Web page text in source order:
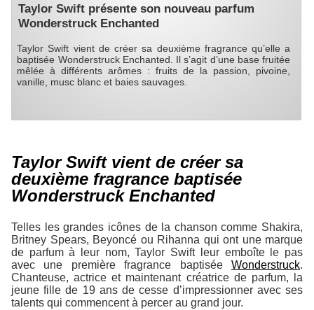
Taylor Swift présente son nouveau parfum
Wonderstruck Enchanted
Taylor Swift vient de créer sa deuxième fragrance qu’elle a
baptisée Wonderstruck Enchanted. Il s’agit d’une base fruitée
mêlée à différents arômes : fruits de la passion, pivoine,
vanille, musc blanc et baies sauvages.
Taylor Swift vient de créer sa
deuxième fragrance baptisée
Wonderstruck Enchanted
Telles les grandes icônes de la chanson comme Shakira,
Britney Spears, Beyoncé ou Rihanna qui ont une marque
de parfum à leur nom, Taylor Swift leur emboîte le pas
avec une première fragrance baptisée Wonderstruck.
Chanteuse, actrice et maintenant créatrice de parfum, la
jeune fille de 19 ans de cesse d’impressionner avec ses
talents qui commencent à percer au grand jour.